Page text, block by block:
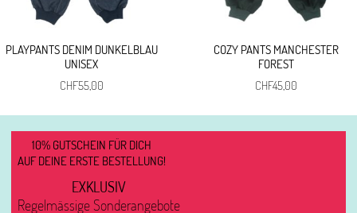
PLAYPANTS DENIM DUNKELBLAU
UNISEX
CHF55,00
COZY PANTS MANCHESTER
FOREST
CHF45,00
10% GUTSCHEIN FÜR DICH
AUF DEINE ERSTE BESTELLUNG!
EXKLUSIV
Regelmässige Sonderangebote